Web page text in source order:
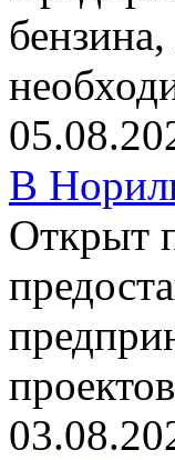
В
Открыт
проектов